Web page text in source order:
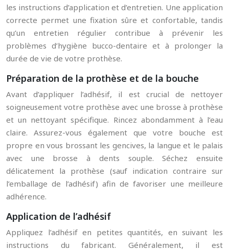
les instructions d’application et d’entretien. Une application
correcte permet une fixation sûre et confortable, tandis
qu’un entretien régulier contribue à prévenir les
problèmes d’hygiène bucco-dentaire et à prolonger la
durée de vie de votre prothèse.
Préparation de la prothèse et de la bouche
Avant d’appliquer l’adhésif, il est crucial de nettoyer
soigneusement votre prothèse avec une brosse à prothèse
et un nettoyant spécifique. Rincez abondamment à l’eau
claire. Assurez-vous également que votre bouche est
propre en vous brossant les gencives, la langue et le palais
avec une brosse à dents souple. Séchez ensuite
délicatement la prothèse (sauf indication contraire sur
l’emballage de l’adhésif) afin de favoriser une meilleure
adhérence.
Application de l’adhésif
Appliquez l’adhésif en petites quantités, en suivant les
instructions du fabricant. Généralement, il est